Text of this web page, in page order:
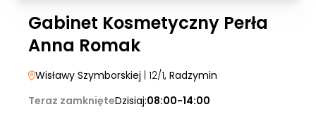
Gabinet Kosmetyczny Perła
Anna Romak
Wisławy Szymborskiej | 12/1, Radzymin
Teraz zamknięteDzisiaj:08:00-14:00